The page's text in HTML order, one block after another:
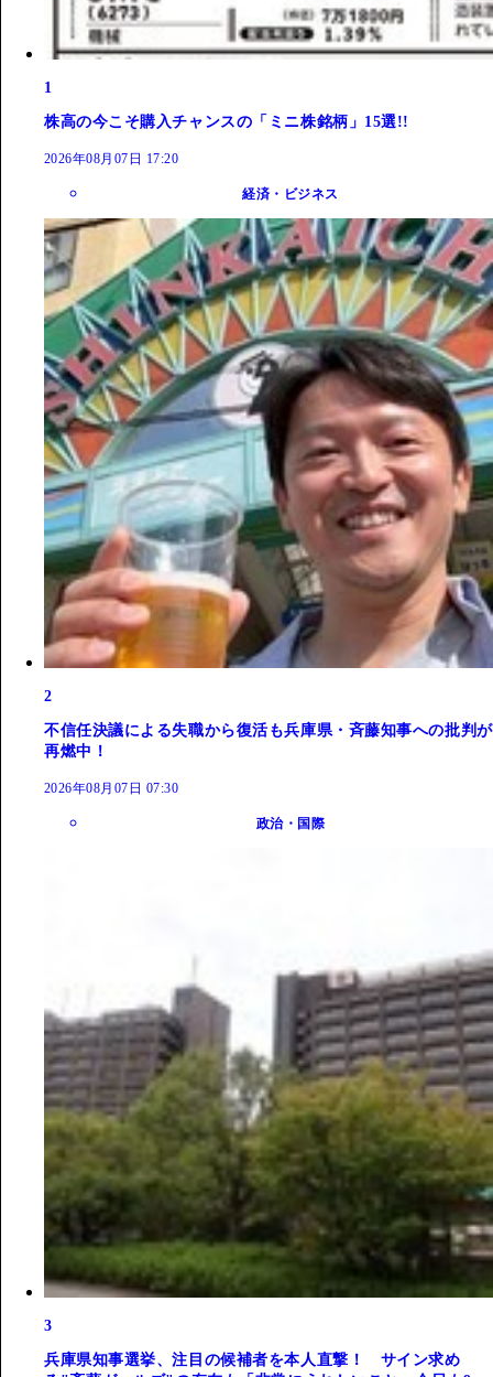
1
株高の今こそ購入チャンスの「ミニ株銘柄」15選!!
2026年08月07日 17:20
経済・ビジネス
2
不信任決議による失職から復活も兵庫県・斉藤知事への批判が
再燃中！
2026年08月07日 07:30
政治・国際
3
兵庫県知事選挙、注目の候補者を本人直撃！ サイン求め